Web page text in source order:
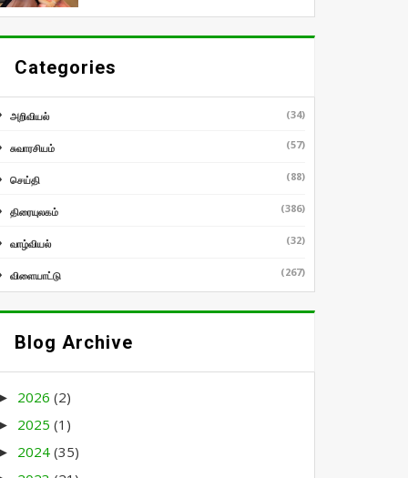
Categories
அறிவியல் (34)
சுவாரசியம் (57)
செய்தி (88)
திரையுலகம் (386)
வாழ்வியல் (32)
விளையாட்டு (267)
Blog Archive
► 2026(2)
► 2025(1)
► 2024(35)